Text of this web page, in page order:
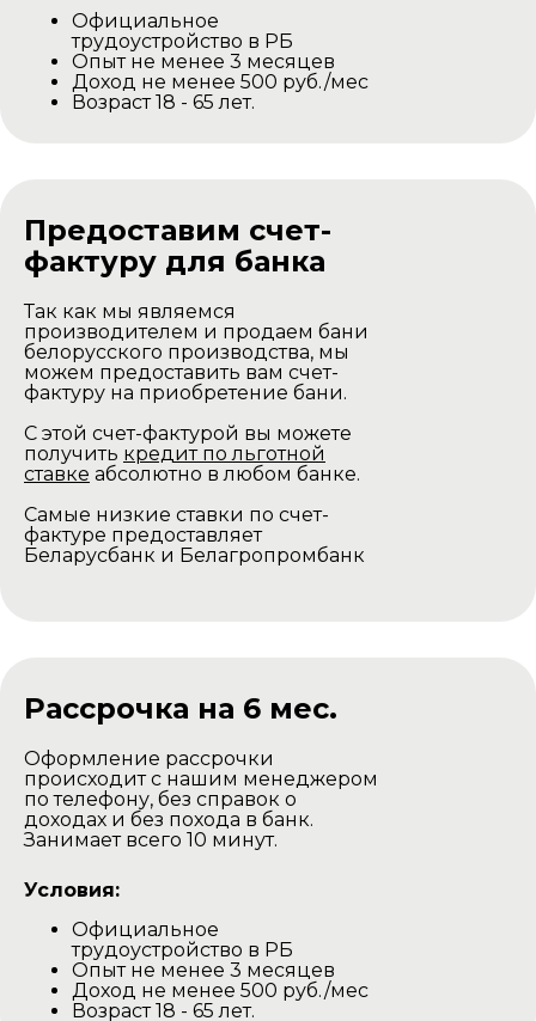
Рассрочка на 6 мес.
Оформление рассрочки
происходит с нашим менеджером
по телефону, без справок о
доходах и без похода в банк.
Занимает всего 10 минут.
Условия:
Официальное
трудоустройство в РБ
Опыт не менее 3 месяцев
Доход не менее 500 руб./мес
Возраст 18 - 65 лет.
Официальное
трудоустройство в РБ
Опыт не менее 3 месяцев
Доход не менее 500 руб./мес
Возраст 18 - 65 лет.
Предоставим счет-
фактуру для банка
Так как мы являемся
производителем и продаем бани
белорусского производства, мы
можем предоставить вам счет-
фактуру на приобретение бани.
С этой счет-фактурой вы можете
получить кредит по льготной
ставке абсолютно в любом банке.
Самые низкие ставки по счет-
фактуре предоставляет
Беларусбанк и Белагропромбанк